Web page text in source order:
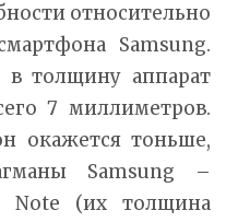
относительно
Samsung.
в толщину аппарат
7 миллиметров.
окажется тоньше,
Samsung –
Note (их толщина